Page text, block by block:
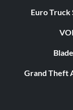
Euro Truck
Grand Theft